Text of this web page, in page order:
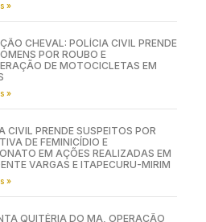
»
CHEVAL: POLÍCIA CIVIL PRENDE
POR ROUBO E
DE MOTOCICLETAS EM
»
CIVIL PRENDE SUSPEITOS POR
DE FEMINICÍDIO E
EM AÇÕES REALIZADAS EM
VARGAS E ITAPECURU-MIRIM
»
QUITÉRIA DO MA, OPERAÇÃO